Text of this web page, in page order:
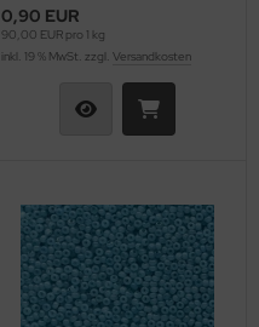
0,90 EUR
90,00 EUR pro 1 kg
inkl. 19 % MwSt. zzgl. Versandkosten